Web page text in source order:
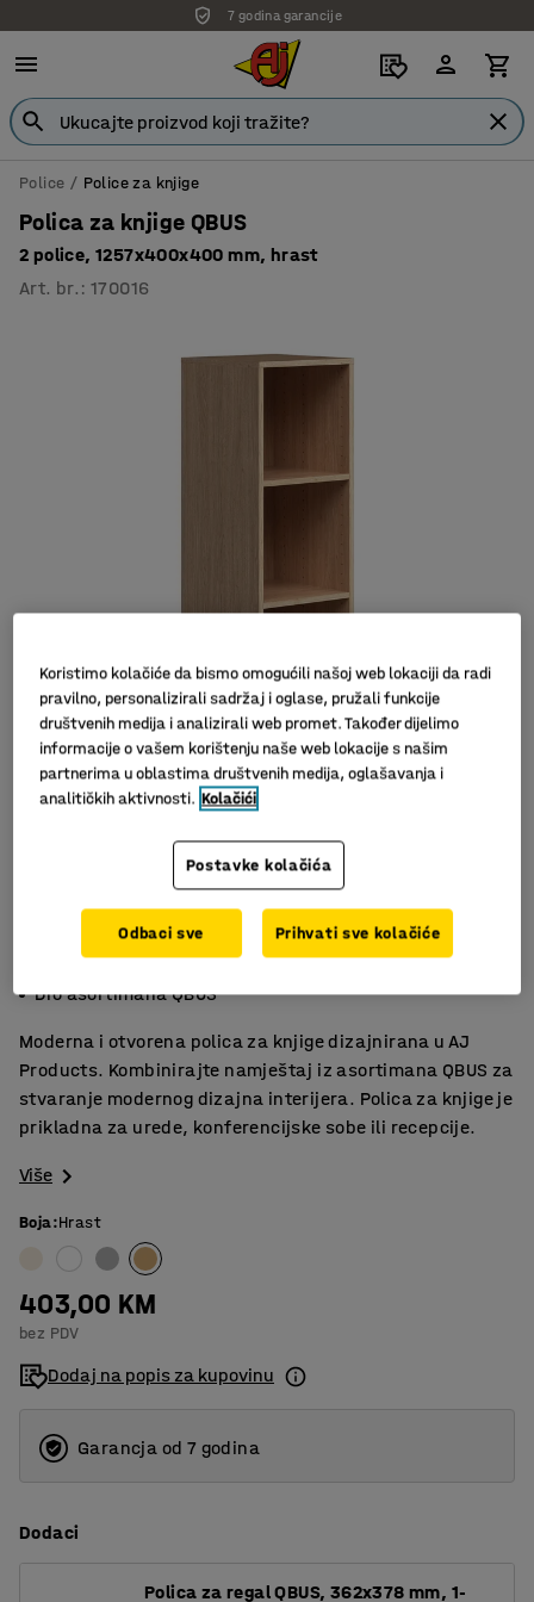
7 godina garancije
Police Police za knjige
Polica za knjige QBUS
2 police, 1257x400x400 mm, hrast
Art. br. :170016
Slični proizvodi
Podesive police
Fleksibilna i štedi prostor
Dio asortimana QBUS
Moderna i otvorena polica za knjige dizajnirana u AJ
Products. Kombinirajte namještaj iz asortimana QBUS za
stvaranje modernog dizajna interijera. Polica za knjige je
prikladna za urede, konferencijske sobe ili recepcije.
Više
Boja:Hrast
403,00 KM
bez PDV
Dodaj na popis za kupovinu
Garancja od 7 godina
Dodaci
Polica za regal QBUS, 362x378 mm, 1-
Koristimo kolačiće da bismo omogućili našoj web lokaciji da radi
pravilno, personalizirali sadržaj i oglase, pružali funkcije
društvenih medija i analizirali web promet. Također dijelimo
informacije o vašem korištenju naše web lokacije s našim
partnerima u oblastima društvenih medija, oglašavanja i
analitičkih aktivnosti. Kolačići
Postavke kolačića
Odbaci sve Prihvati sve kolačiće